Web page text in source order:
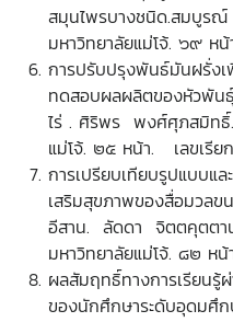
สมุนไพรบางชนิด.สมบูร
มหาวิทยาลัยแม่โจ้. ๖๙ ห
การปรับปรุงพันธ์มันฝรั่ง
ทดสอบผลผลิตของหัวพัน
ไร่ . ศิริพร พงศ์ศุภสมิทธิ์.
แม่โจ้. ๒๕ หน้า. เลขเรี
การเปรียบเทียบรูปแบบแ
เสริมสุขภาพของสื่อมวลข
อีสาน. ลัดดา จิตตคุตตา
มหาวิทยาลัยแม่โจ้. ๘๒ ห
ผลสัมฤทธิ์ทางการเรียน
ของนักศึกษาระ